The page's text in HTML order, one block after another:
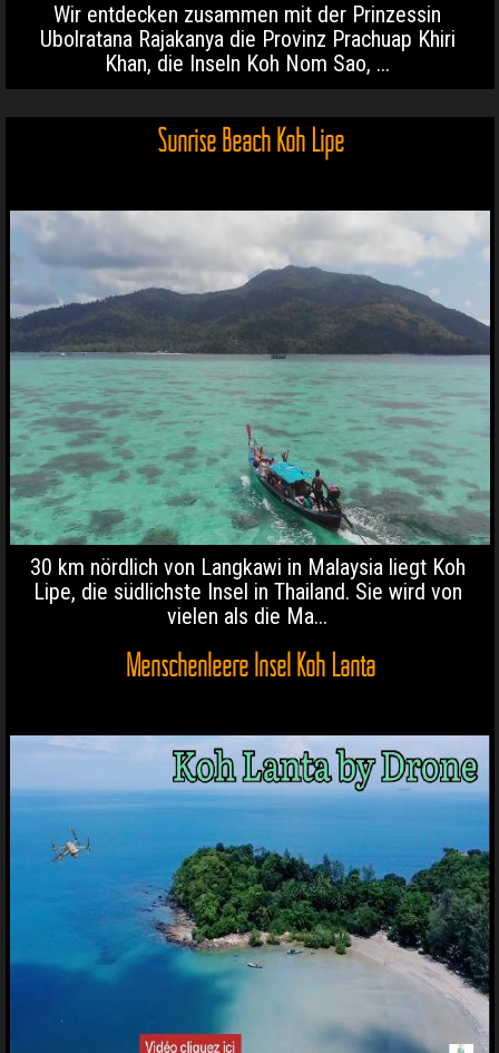
Wir entdecken zusammen mit der Prinzessin
Ubolratana Rajakanya die Provinz Prachuap Khiri
Khan, die Inseln Koh Nom Sao, ...
Sunrise Beach Koh Lipe
30 km nördlich von Langkawi in Malaysia liegt Koh
Lipe, die südlichste Insel in Thailand. Sie wird von
vielen als die Ma...
Menschenleere Insel Koh Lanta